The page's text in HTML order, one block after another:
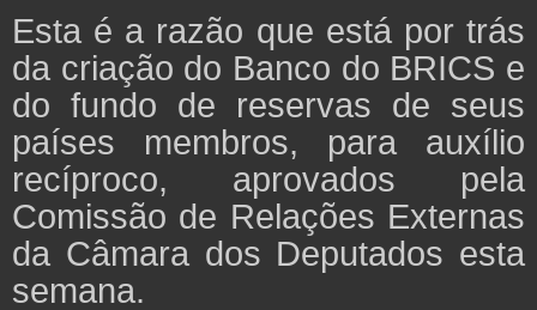
Esta é a razão que está por trás
da criação do Banco do BRICS e
do fundo de reservas de seus
países membros, para auxílio
recíproco, aprovados pela
Comissão de Relações Externas
da Câmara dos Deputados esta
semana.